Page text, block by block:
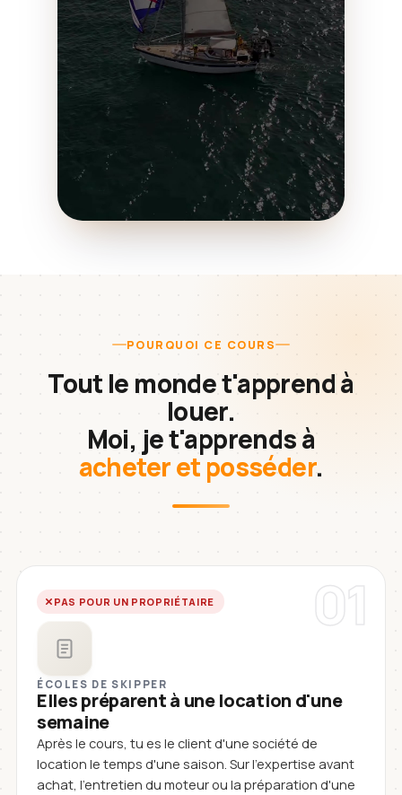
POURQUOI CE COURS
Tout le monde t'apprend à
louer.
Moi, je t'apprends à
acheter et posséder.
01
PAS POUR UN PROPRIÉTAIRE
ÉCOLES DE SKIPPER
Elles préparent à une location d'une
semaine
Après le cours, tu es le client d'une société de
location le temps d'une saison. Sur l'expertise avant
achat, l'entretien du moteur ou la préparation d'une